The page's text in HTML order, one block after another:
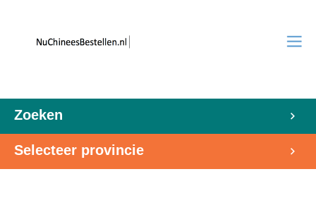
Zoeken
Selecteer provincie